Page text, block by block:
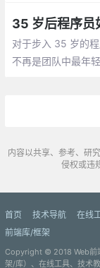
相处呢，需要你应
35 岁后程序员
对于步入 35 岁的
不再是团队中最年
内容以共享、参考、研
侵权或违
首页 技术导航 在线
前端库/框架